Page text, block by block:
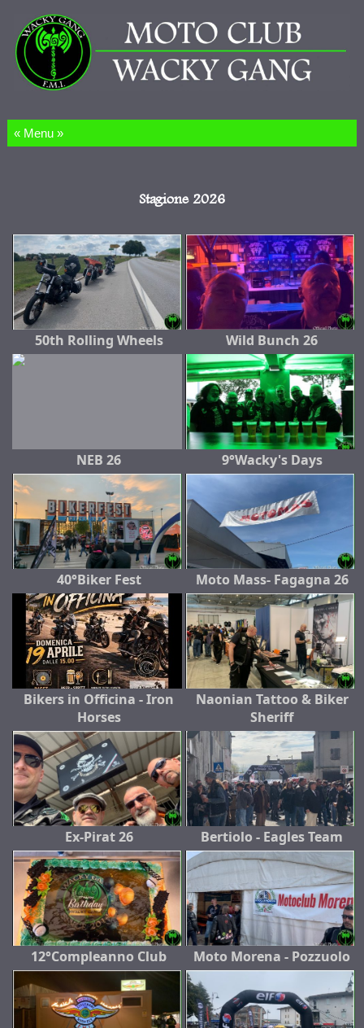
Salta al contenuto
Stagione 2026
50th Rolling Wheels Wild Bunch 26
NEB 26 9°Wacky's Days
40°Biker Fest Moto Mass- Fagagna 26
Bikers in Officina - Iron
Horses
Naonian Tattoo & Biker
Sheriff
Ex-Pirat 26 Bertiolo - Eagles Team
12°Compleanno Club Moto Morena - Pozzuolo